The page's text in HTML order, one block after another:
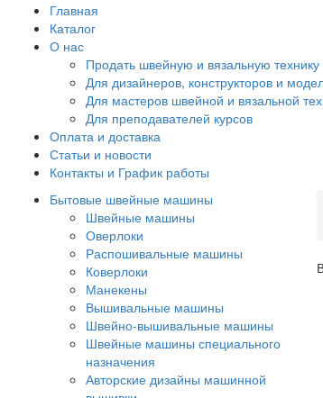
Главная
Каталог
О нас
Продать швейную и вязальную технику
Для дизайнеров, конструкторов и
Для мастеров швейной и вязальной
Для преподавателей курсов
Оплата и доставка
Статьи и новости
Контакты и График работы
Бытовые швейные машины
Швейные машины
Оверлоки
Распошивальные машины
Коверлоки
Манекены
Вышивальные машины
Швейно-вышивальные машины
Швейные машины специального
назначения
Авторские дизайны машинной